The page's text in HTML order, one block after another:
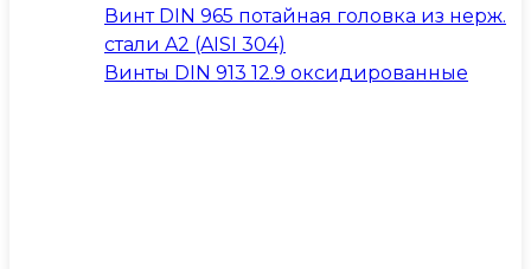
Винт DIN 965 потайная головка из нерж.
стали A2 (AISI 304)
Винты DIN 913 12.9 оксидированные